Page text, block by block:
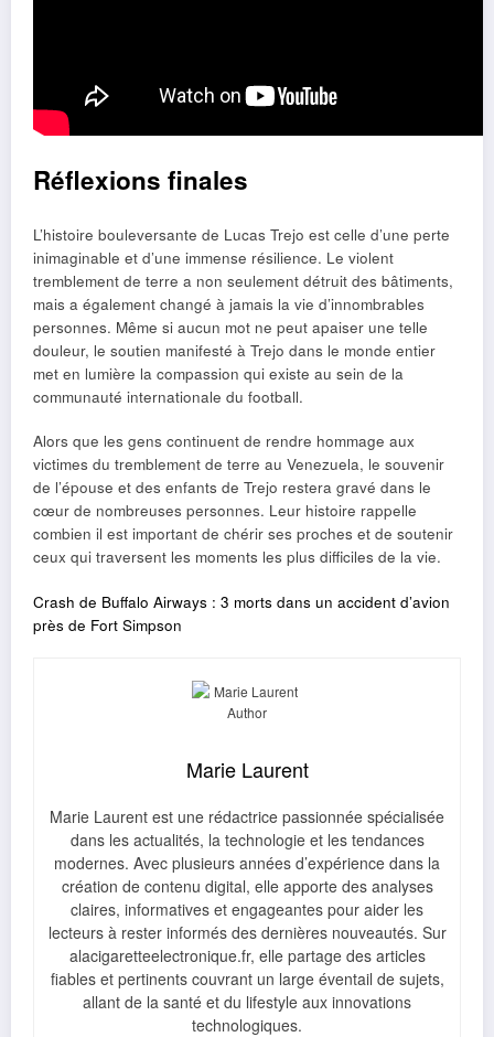
Réflexions finales
L’histoire bouleversante de Lucas Trejo est celle d’une perte
inimaginable et d’une immense résilience. Le violent
tremblement de terre a non seulement détruit des bâtiments,
mais a également changé à jamais la vie d’innombrables
personnes. Même si aucun mot ne peut apaiser une telle
douleur, le soutien manifesté à Trejo dans le monde entier
met en lumière la compassion qui existe au sein de la
communauté internationale du football.
Alors que les gens continuent de rendre hommage aux
victimes du tremblement de terre au Venezuela, le souvenir
de l’épouse et des enfants de Trejo restera gravé dans le
cœur de nombreuses personnes. Leur histoire rappelle
combien il est important de chérir ses proches et de soutenir
ceux qui traversent les moments les plus difficiles de la vie.
Crash de Buffalo Airways : 3 morts dans un accident d’avion
près de Fort Simpson
Marie Laurent
Marie Laurent est une rédactrice passionnée spécialisée
dans les actualités, la technologie et les tendances
modernes. Avec plusieurs années d’expérience dans la
création de contenu digital, elle apporte des analyses
claires, informatives et engageantes pour aider les
lecteurs à rester informés des dernières nouveautés. Sur
alacigaretteelectronique.fr, elle partage des articles
fiables et pertinents couvrant un large éventail de sujets,
allant de la santé et du lifestyle aux innovations
technologiques.